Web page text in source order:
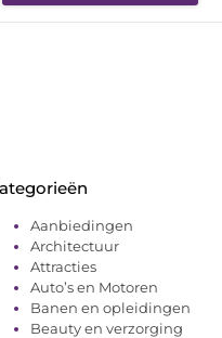
Aanbiedingen
Architectuur
Attracties
Auto’s en Motoren
Banen en opleidingen
Beauty en verzorging